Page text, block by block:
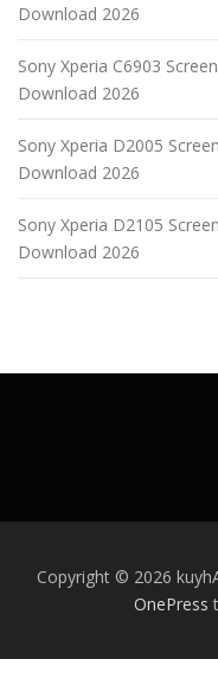
Download 2026
Sony Xperia C6903
Download 2026
Sony Xperia D2005
Download 2026
Sony Xperia D2105
Download 2026
Copyright © 2026
OnePress